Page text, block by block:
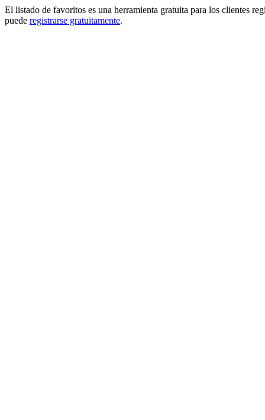
El listado de favoritos es una herramienta gratuita para los clientes
puede registrarse gratuitamente.